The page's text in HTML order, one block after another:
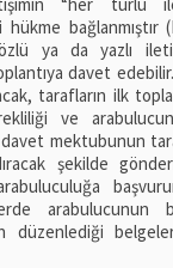
hükme bağlanmıştır
ya da yazlı
davet
tarafların ilk
ve
mektubunun
şekilde
arabulucunun
düzenlediği